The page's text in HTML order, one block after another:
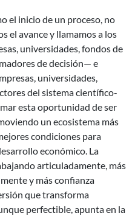
el inicio de un proceso, no
el avance y llamamos a los
universidades, fondos de
de decisión— e
universidades,
del sistema científico-
esta oportunidad de ser
un ecosistema más
condiciones para
económico. La
articuladamente, más
y más confianza
que transforma
perfectible, apunta en la